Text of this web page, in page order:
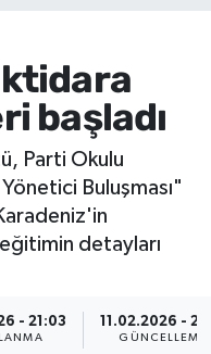
başladı
Parti Okulu
Buluşması"
eğitimin detayları
- 21:03 11.02.2026 -
GÜNCELLEME